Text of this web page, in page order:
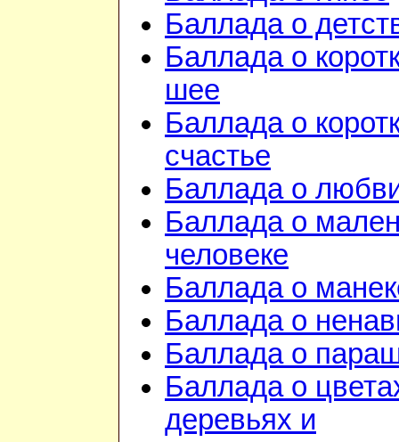
Баллада о
Баллада о
шее
Баллада о
счастье
Баллада о
Баллада о
человеке
Баллада о
Баллада о
Баллада о
Баллада о
деревьях и